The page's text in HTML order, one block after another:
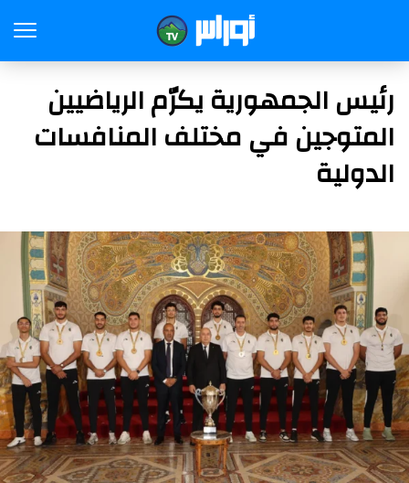
رئيس الجمهورية يكرّم الرياضيين
المتوجين في مختلف المنافسات
الدولية